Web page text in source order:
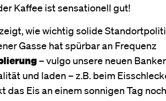
Kaffee ist sensationell gut!
wie wichtig solide
Gasse hat spürbar an Frequenz
– vulgo unsere neuen
und laden – z.B. beim
Eis an einem sonnigen Tag